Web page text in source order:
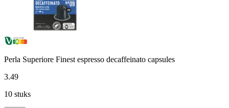
Perla Superiore Finest espresso decaffeinato capsules
3.49
10 stuks